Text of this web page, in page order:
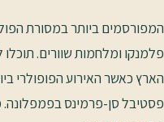
המפורסמים ביותר במסורת
פלמנקו ומלחמות שוורים.
הארץ כאשר האירוע הפופולרי
פסטיבל סן-פרמינס